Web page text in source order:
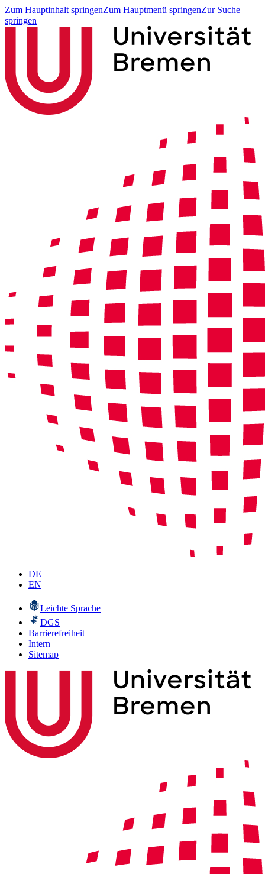
Zum Hauptinhalt springenZum Hauptmenü springenZur Suche
springen
DE
EN
Leichte Sprache
DGS
Barrierefreiheit
Intern
Sitemap